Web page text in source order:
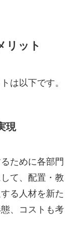
リット
は以下です。
現
ために各部門
て、配置・教
る人材を新た
、コストも考